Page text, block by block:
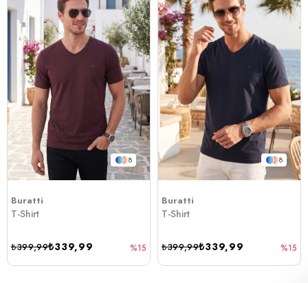
8
Buratti
T-Shirt
₺339,99
₺399,99 %15
8
Buratti
T-Shirt
₺339,99
₺399,99 %15